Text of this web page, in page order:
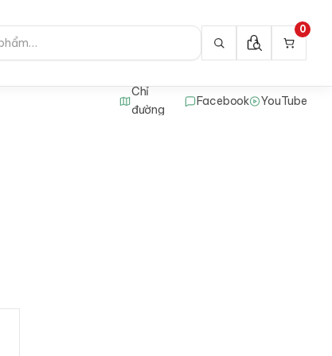
Chỉ
đường
Facebook YouTube
0